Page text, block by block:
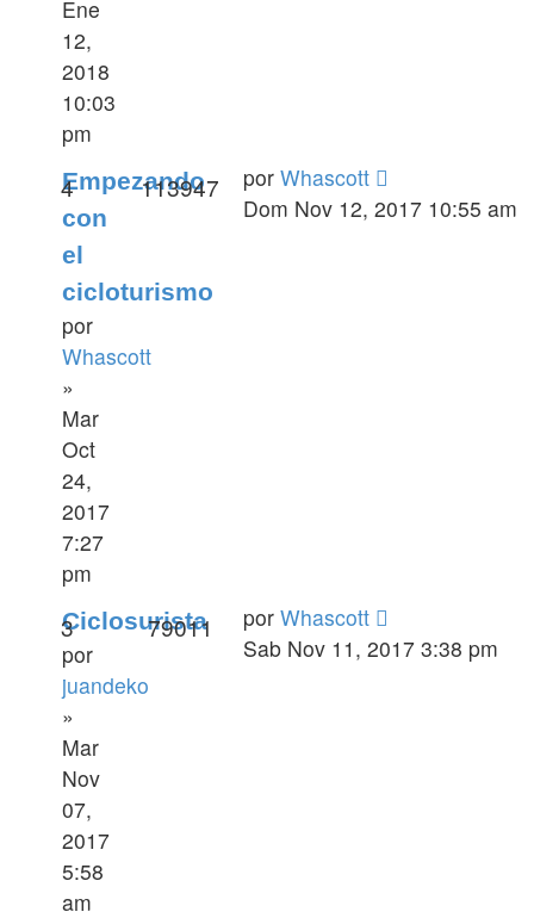
Ene
12,
2018
10:03
pm
Empezando
con
el
cicloturismo
por
Whascott
»
Mar
Oct
24,
2017
7:27
pm
4 113947 por Whascott
Dom Nov 12, 2017 10:55 am
Ciclosurista
por
juandeko
»
Mar
Nov
07,
2017
5:58
am
3 79011 por Whascott
Sab Nov 11, 2017 3:38 pm